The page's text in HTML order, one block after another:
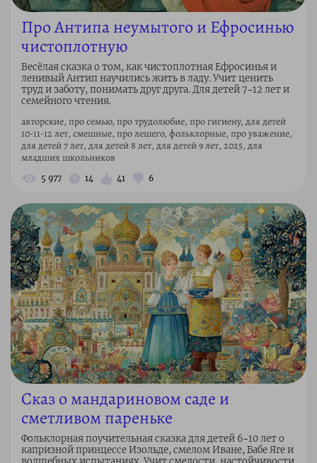
Про Антипа неумытого и Ефросинью
чистоплотную
Весёлая сказка о том, как чистоплотная Ефросинья и
ленивый Антип научились жить в ладу. Учит ценить
труд и заботу, понимать друг друга. Для детей 7–12 лет и
семейного чтения.
авторские, про семью, про трудолюбие, про гигиену, для детей
10-11-12 лет, смешные, про лешего, фольклорные, про уважение,
для детей 7 лет, для детей 8 лет, для детей 9 лет, 2025, для
младших школьников
5 977 14 41 6
Сказ о мандариновом саде и
сметливом пареньке
Фольклорная поучительная сказка для детей 6–10 лет о
капризной принцессе Изольде, смелом Иване, Бабе Яге и